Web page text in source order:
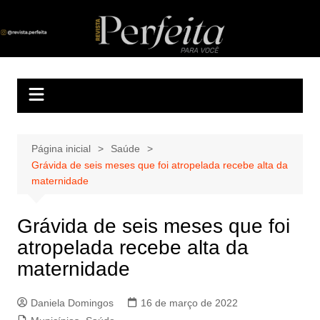
Revista Perfeita
A melhor revista eletrônica do interior de Sergipe
Página inicial
Saúde
Grávida de seis meses que foi atropelada recebe alta da
maternidade
Grávida de seis meses que foi
atropelada recebe alta da
maternidade
Daniela Domingos
16 de março de 2022